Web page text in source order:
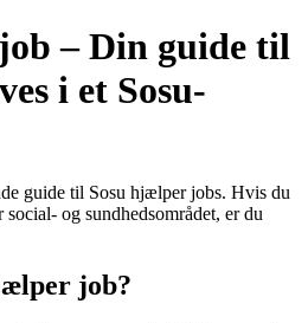
– Din guide til
i et Sosu-
guide til Sosu hjælper jobs. Hvis du
og sundhedsområdet, er du
job?